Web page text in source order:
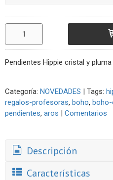
Pendientes Hippie cristal y pluma
Categoría: NOVEDADES | Tags:
regalos-profesoras boho
pendientes aros | Comentarios
Descripción
Características